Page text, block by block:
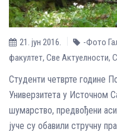
21. јун 2016. -Фото
факултет, Све Aктуелности,
Студенти четврте године
Универзитета у Источном
шумарство, предвођени
јуче су обавили стручну